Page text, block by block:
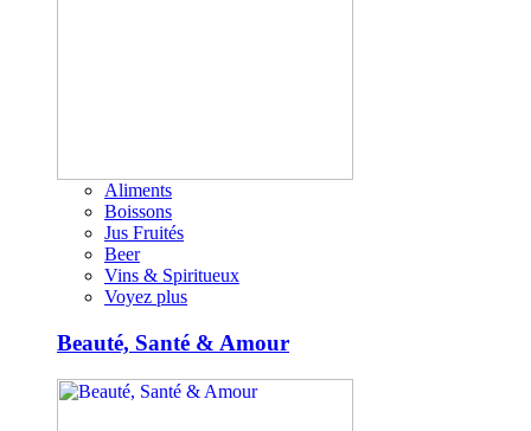
Aliments
Boissons
Jus Fruités
Beer
Vins & Spiritueux
Voyez plus
Beauté, Santé & Amour